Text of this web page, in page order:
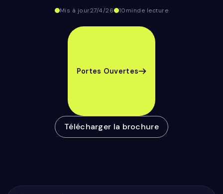
Mis à jour27/4/26 10minde lecture
Portes Ouvertes
Télécharger la brochure